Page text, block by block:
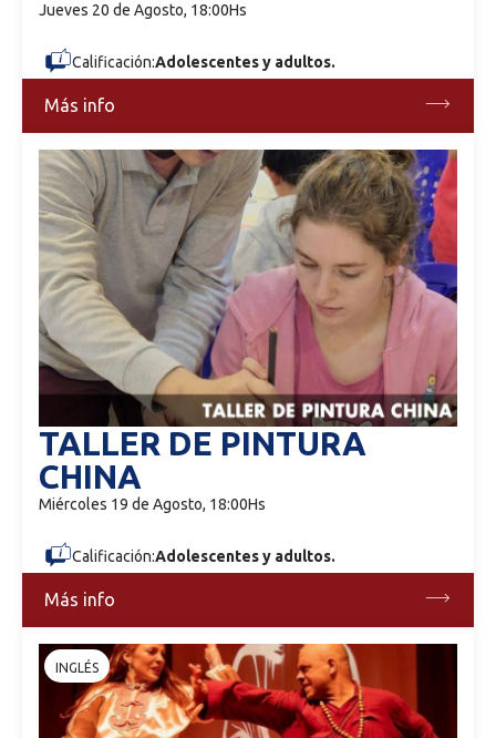
Jueves 20 de Agosto, 18:00Hs
Calificación:Adolescentes y adultos.
Más info
TALLER DE PINTURA
CHINA
Miércoles 19 de Agosto, 18:00Hs
Calificación:Adolescentes y adultos.
Más info
INGLÉS